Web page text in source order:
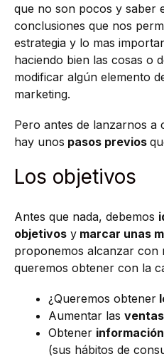
que no son pocos y saber
conclusiones que nos
estrategia y lo mas
haciendo bien las cosas o
modificar algún elemento
marketing.
Pero antes de lanzarnos a
hay unos pasos previos
Los objetivos
Antes que nada, debemos
objetivos y marcar unas
proponemos alcanzar con
queremos obtener con la
¿Queremos obtener
Aumentar las ventas
Obtener
(sus hábitos de